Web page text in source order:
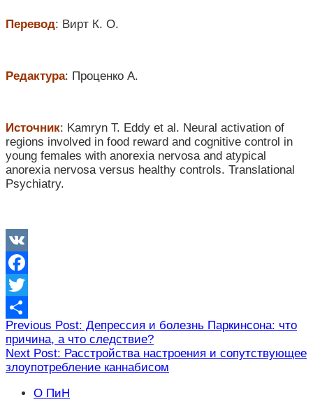
Перевод: Вирт К. О.
Редактура: Проценко А.
Источник: Kamryn T. Eddy et al. Neural activation of
regions involved in food reward and cognitive control in
young females with anorexia nervosa and atypical
anorexia nervosa versus healthy controls. Translational
Psychiatry.
VK
Facebook
Twitter
Отправить
Навигация
по
записям
Previous Post: Депрессия и болезнь Паркинсона: что
причина, а что следствие?
Next Post: Расстройства настроения и сопутствующее
злоупотребление каннабисом
О ПиН